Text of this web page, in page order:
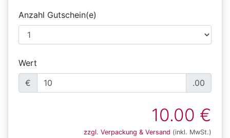
Anzahl Gutschein(e)
Wert
€
.00
10.00 €
zzgl. Verpackung & Versand (inkl. MwSt.)